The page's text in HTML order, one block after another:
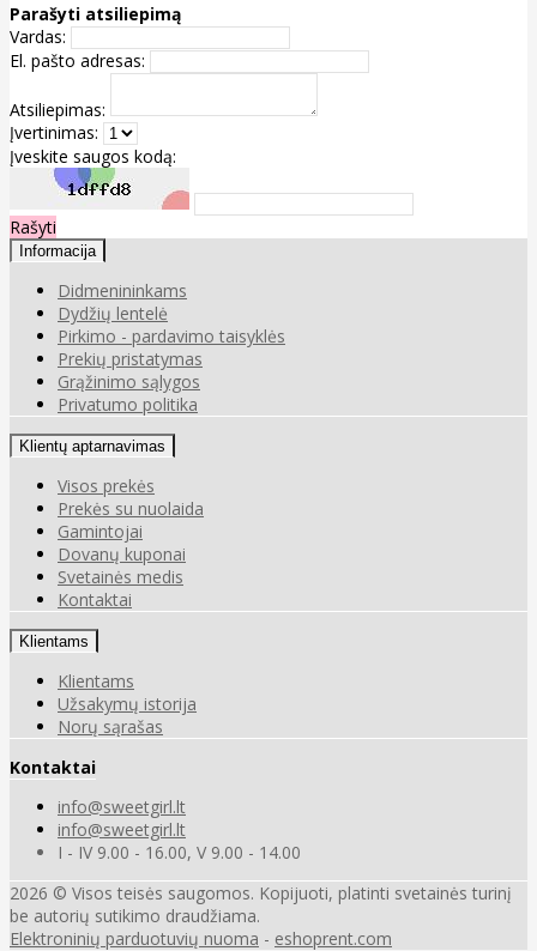
Parašyti atsiliepimą
Vardas:
El. pašto adresas:
Atsiliepimas:
Įvertinimas:
Įveskite saugos kodą:
Rašyti
Informacija
Didmenininkams
Dydžių lentelė
Pirkimo - pardavimo taisyklės
Prekių pristatymas
Grąžinimo sąlygos
Privatumo politika
Klientų aptarnavimas
Visos prekės
Prekės su nuolaida
Gamintojai
Dovanų kuponai
Svetainės medis
Kontaktai
Klientams
Klientams
Užsakymų istorija
Norų sąrašas
Kontaktai
info@sweetgirl.lt
info@sweetgirl.lt
I - IV 9.00 - 16.00, V 9.00 - 14.00
2026 © Visos teisės saugomos. Kopijuoti, platinti svetainės turinį
be autorių sutikimo draudžiama.
Elektroninių parduotuvių nuoma - eshoprent.com